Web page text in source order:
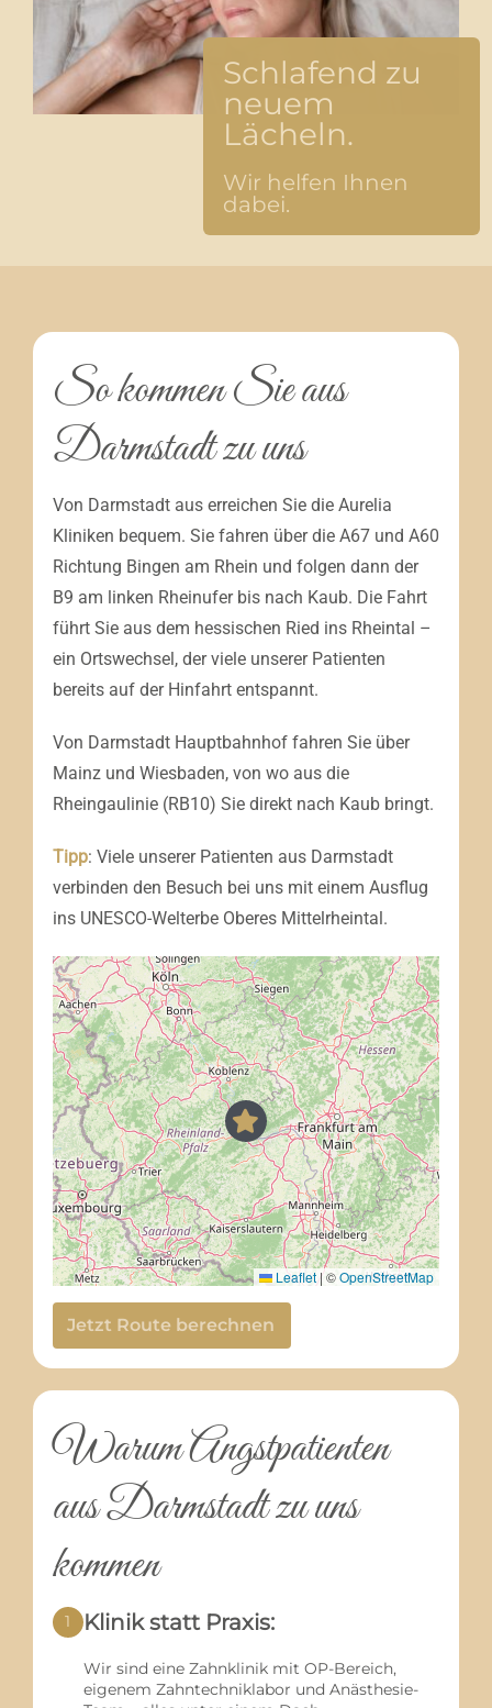
Schlafend zu
neuem
Lächeln.
Wir helfen Ihnen
dabei.
So kommen Sie aus
Darmstadt zu uns
Von Darmstadt aus erreichen Sie die Aurelia
Kliniken bequem. Sie fahren über die A67 und A60
Richtung Bingen am Rhein und folgen dann der
B9 am linken Rheinufer bis nach Kaub. Die Fahrt
führt Sie aus dem hessischen Ried ins Rheintal –
ein Ortswechsel, der viele unserer Patienten
bereits auf der Hinfahrt entspannt.
Von Darmstadt Hauptbahnhof fahren Sie über
Mainz und Wiesbaden, von wo aus die
Rheingaulinie (RB10) Sie direkt nach Kaub bringt.
Tipp: Viele unserer Patienten aus Darmstadt
verbinden den Besuch bei uns mit einem Ausflug
ins UNESCO-Welterbe Oberes Mittelrheintal.
Leaflet|©OpenStreetMap
Jetzt Route berechnen
Warum Angstpatienten
aus Darmstadt zu uns
kommen
1 Klinik statt Praxis:
Wir sind eine Zahnklinik mit OP-Bereich,
eigenem Zahntechniklabor und Anästhesie-